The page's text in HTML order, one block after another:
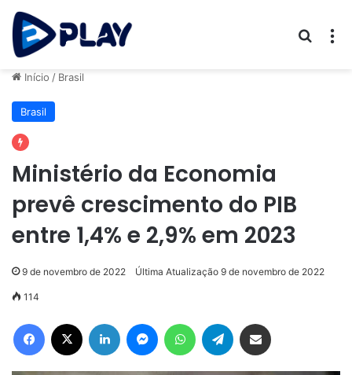
Início / Brasil
Brasil
Ministério da Economia
prevê crescimento do PIB
entre 1,4% e 2,9% em 2023
9 de novembro de 2022 Última Atualização 9 de novembro de 2022
114
Facebook Linkedin MessengerWhatsAppTelegram